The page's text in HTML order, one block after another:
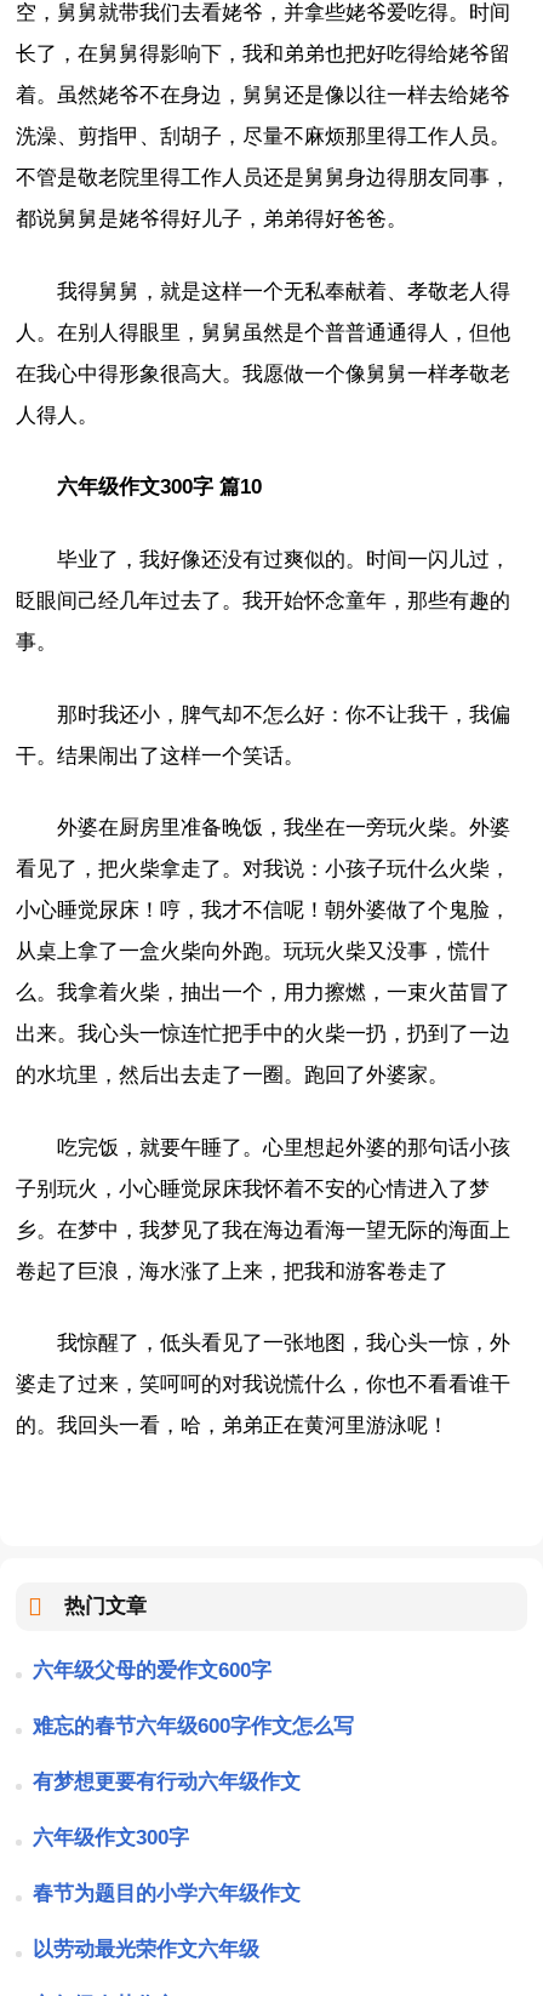
空，舅舅就带我们去看姥爷，并拿些姥爷爱吃得。时间
长了，在舅舅得影响下，我和弟弟也把好吃得给姥爷留
着。虽然姥爷不在身边，舅舅还是像以往一样去给姥爷
洗澡、剪指甲、刮胡子，尽量不麻烦那里得工作人员。
不管是敬老院里得工作人员还是舅舅身边得朋友同事，
都说舅舅是姥爷得好儿子，弟弟得好爸爸。
我得舅舅，就是这样一个无私奉献着、孝敬老人得
人。在别人得眼里，舅舅虽然是个普普通通得人，但他
在我心中得形象很高大。我愿做一个像舅舅一样孝敬老
人得人。
六年级作文300字 篇10
毕业了，我好像还没有过爽似的。时间一闪儿过，
眨眼间己经几年过去了。我开始怀念童年，那些有趣的
事。
那时我还小，脾气却不怎么好：你不让我干，我偏
干。结果闹出了这样一个笑话。
外婆在厨房里准备晚饭，我坐在一旁玩火柴。外婆
看见了，把火柴拿走了。对我说：小孩子玩什么火柴，
小心睡觉尿床！哼，我才不信呢！朝外婆做了个鬼脸，
从桌上拿了一盒火柴向外跑。玩玩火柴又没事，慌什
么。我拿着火柴，抽出一个，用力擦燃，一束火苗冒了
出来。我心头一惊连忙把手中的火柴一扔，扔到了一边
的水坑里，然后出去走了一圈。跑回了外婆家。
吃完饭，就要午睡了。心里想起外婆的那句话小孩
子别玩火，小心睡觉尿床我怀着不安的心情进入了梦
乡。在梦中，我梦见了我在海边看海一望无际的海面上
卷起了巨浪，海水涨了上来，把我和游客卷走了
我惊醒了，低头看见了一张地图，我心头一惊，外
婆走了过来，笑呵呵的对我说慌什么，你也不看看谁干
的。我回头一看，哈，弟弟正在黄河里游泳呢！
热门文章
六年级父母的爱作文600字
难忘的春节六年级600字作文怎么写
有梦想更要有行动六年级作文
六年级作文300字
春节为题目的小学六年级作文
以劳动最光荣作文六年级